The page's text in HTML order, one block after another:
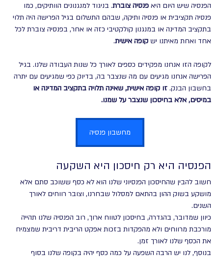
הפנסיה שיש היום היא פנסיה צוברת. בניגוד למנגנונים הוותיקים, כמו
פנסיה תקציבית או פנסיה ותיקה, שבהם התשלום בגיל הפרישה היה תלוי
בתקציב המדינה או במנגנון קולקטיבי כזה או אחר, בפנסיה צוברת לכל
אחד ואחת מאיתנו יש קופה אישית.
לקופה הזו אנחנו מפקידים כספים לאורך כל שנות העבודה שלנו. בגיל
הפרישה אנחנו מגיעים עם מה שנצבר בה, בדיוק כפי שמגיעים עם יתרה
בחשבון הבנק. זו קופה אישית, שאינה תלויה בתקציב המדינה או
במיסים, אלא בחיסכון שנצבר על שמנו.
מחשבון פנסיה
הפנסיה היא רק חיסכון היא השקעה
חשוב להבין שהחיסכון הפנסיוני שלנו הוא לא כסף ששוכב סתם אלא
מושקע בשוק ההון בהתאם למסלול שבחרנו, וצובר רווחים לאורך
השנים.
כיוון שמדובר, בהגדרה, בחיסכון לטווח ארוך, רוב הפנסיה שלנו תהייה
מורכבת מרווחים ולא מהפקדות בזכות אפקט הריבית דריבית שמצמיח
את הכסף שלנו לאורך זמן.
בנוסף, לנו יש הרבה השפעה על כמה כסף יהיה בקופה שלנו בסוף